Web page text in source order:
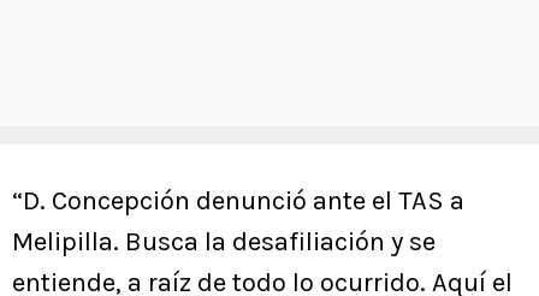
“D. Concepción denunció ante el TAS a
Melipilla. Busca la desafiliación y se
entiende, a raíz de todo lo ocurrido. Aquí el